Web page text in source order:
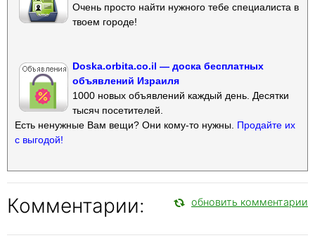
Очень просто найти нужного тебе специалиста в
твоем городе!
Doska.orbita.co.il — доска бесплатных
объявлений Израиля
1000 новых объявлений каждый день. Десятки
тысяч посетителей.
Есть ненужные Вам вещи? Они кому-то нужны. Продайте их
с выгодой!
Комментарии: обновить комментарии